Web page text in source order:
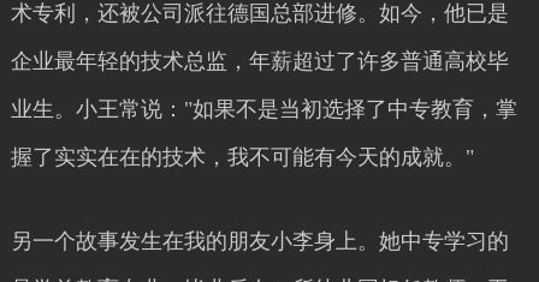
术专利，还被公司派往德国总部进修。如今，他已是
企业最年轻的技术总监，年薪超过了许多普通高校毕
业生。小王常说："如果不是当初选择了中专教育，掌
握了实实在在的技术，我不可能有今天的成就。"
另一个故事发生在我的朋友小李身上。她中专学习的